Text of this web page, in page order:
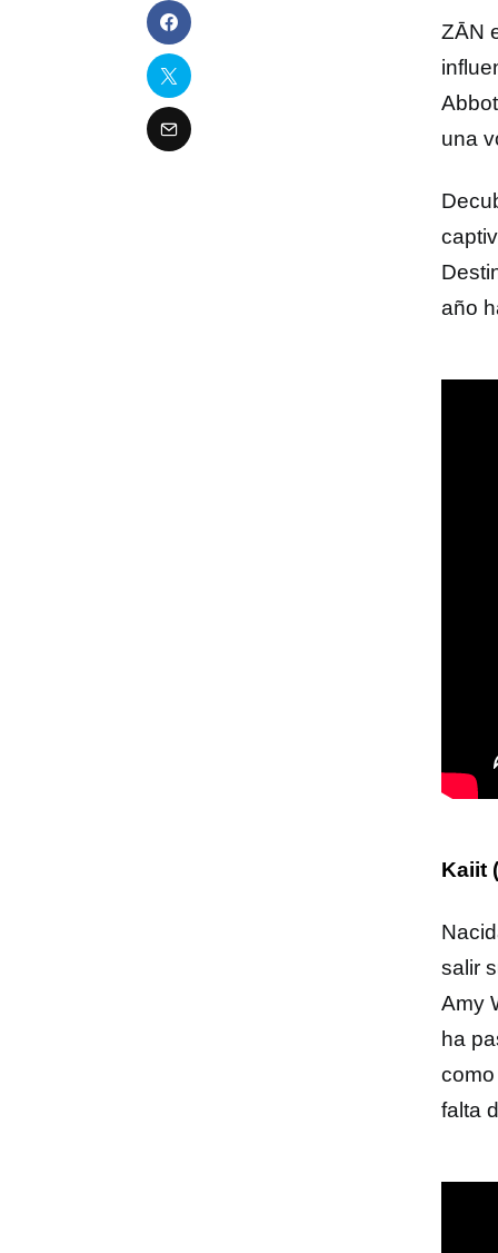
ZĀN
una
año
Kaiit
salir
Amy
ha
falta